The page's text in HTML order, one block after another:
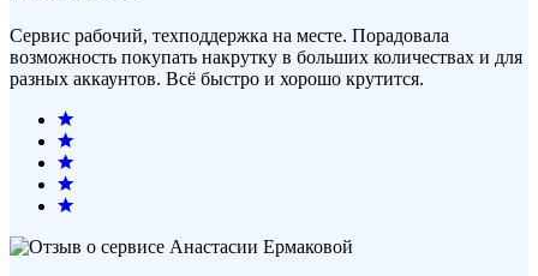
Сервис рабочий, техподдержка на месте. Порадовала
возможность покупать накрутку в больших количествах и для
разных аккаунтов. Всё быстро и хорошо крутится.